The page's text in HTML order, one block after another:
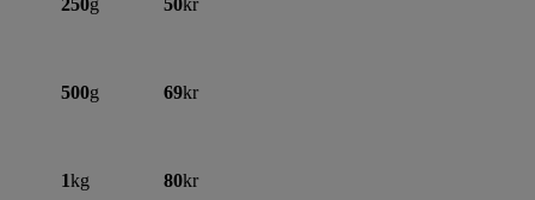
250g 50kr
500g 69kr
1kg 80kr